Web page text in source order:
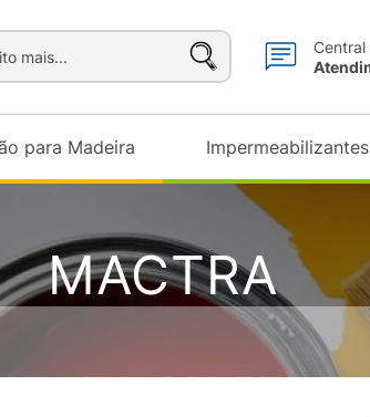
mais...
Central
para Madeira Impermeabilizantes
MACTRA